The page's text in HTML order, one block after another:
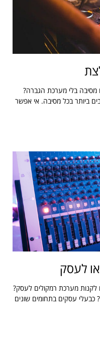
מסיבה בלי מערכת הגברה?
ביותר בכל מסיבה. אי אפשר
לעסק
מערכת רמקולים לעסק?
כבעלי עסקים בתחומים שונים